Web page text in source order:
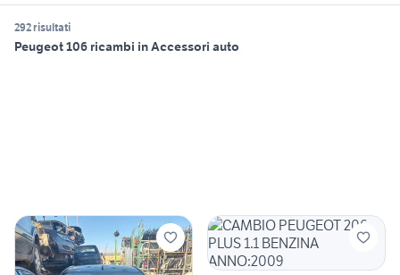
292 risultati
Peugeot 106 ricambi in Accessori auto